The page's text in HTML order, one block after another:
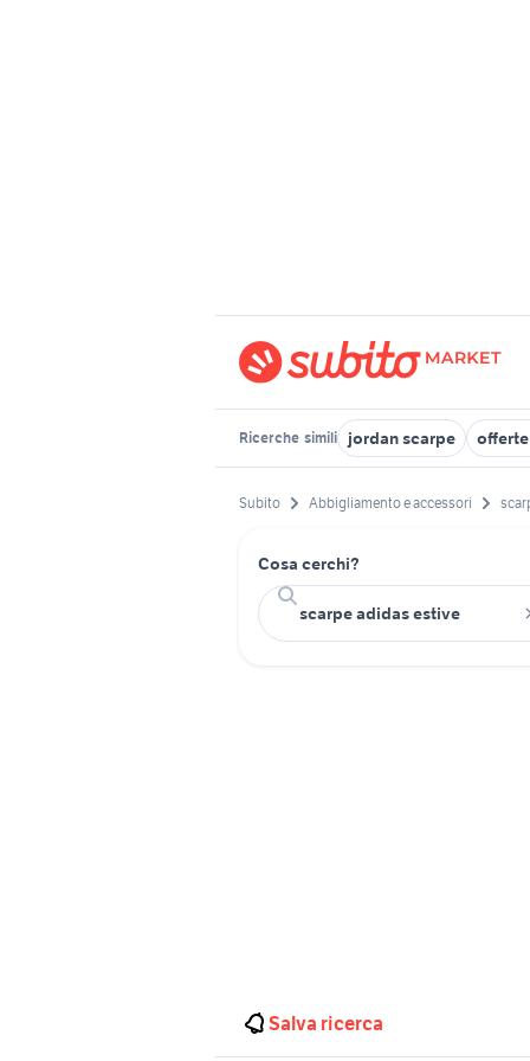
Ricerche simili jordan scarpe
Subito Abbigliamento e accessori
Cosa cerchi?
Salva ricerca